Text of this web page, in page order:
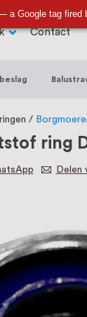
Google tag fired
met
RVS op
Contact
ring
Delen